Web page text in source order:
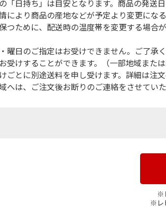
「日持ち」は目安となります。商品の発送
により商品の産地などが予定より変更になる
つために、配送時の温度帯を変更する場合が
曜日のご指定はお受けできません。ご了承く
受けすることができます。（一部地域また
ごとに別途送料を申し受けます。詳細は注
へは、ご注文後お断りのご連絡をさせてい
※
※レ